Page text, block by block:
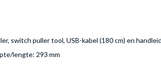
switch puller tool, USB-kabel (180 cm) en
lengte: 293 mm